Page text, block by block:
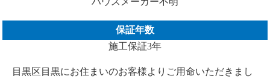
保証年数
施工保証3年
目黒区目黒にお住まいのお客様よりご用命いただきまし